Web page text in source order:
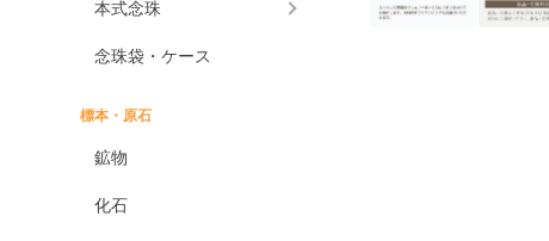
本式念珠
念珠袋・ケース
標本・原石
鉱物
化石